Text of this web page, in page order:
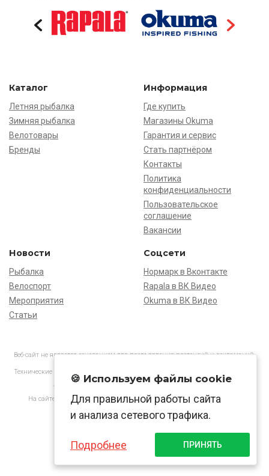
Каталог
Летняя рыбалка
Зимняя рыбалка
Велотовары
Бренды
Информация
Где купить
Магазины Okuma
Гарантия и сервис
Стать партнёром
Контакты
Политика
конфиденциальности
Пользовательское
соглашение
Вакансии
Новости
Рыбалка
Велоспорт
Мероприятия
Статьи
Соцсети
Нормарк в Вконтакте
Rapala в ВК Видео
Okuma в ВК Видео
Веб-сайт не является основанием для предъявления претензий и рекламаций,
Технические характеристики товаров могут отличаться от указанных на сайте.
АО «Нормарк» ИНН 7728172512 ОГРН 1037739603505
На сайте применяютсярекомендательные технологиив соответствии
🍪 Используем файлы cookie
Для правильной работы сайта
и анализа сетевого трафика.
Подробнее ПРИНЯТЬ